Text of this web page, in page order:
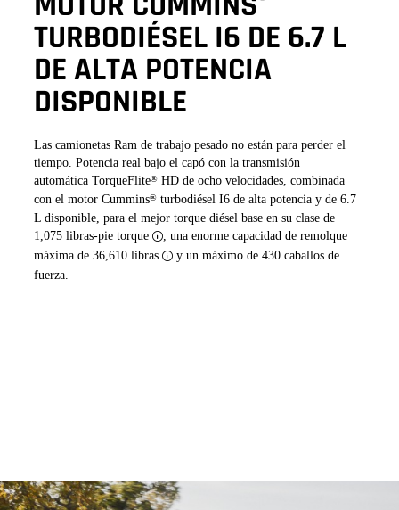
TURBODIÉSEL I6 DE 6.7 L
DE ALTA POTENCIA
DISPONIBLE
Las camionetas Ram de trabajo pesado no están para perder el
tiempo. Potencia real bajo el capó con la transmisión
automática TorqueFlite®HD de ocho velocidades, combinada
con el motor Cummins®turbodiésel I6 de alta potencia y de 6.7
L disponible, para el mejor torque diésel base en su clase de
1,075 libras-pie torque
Disclosure
, una enorme capacidad de remolque
máxima de 36,610 libras
Disclosure
y un máximo de 430 caballos de
fuerza.